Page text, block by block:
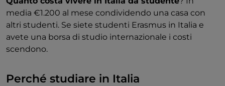
media €1.200 al mese condividendo una casa con
altri studenti. Se siete studenti Erasmus in Italia e
avete una borsa di studio internazionale i costi
scendono.
Perché studiare in Italia